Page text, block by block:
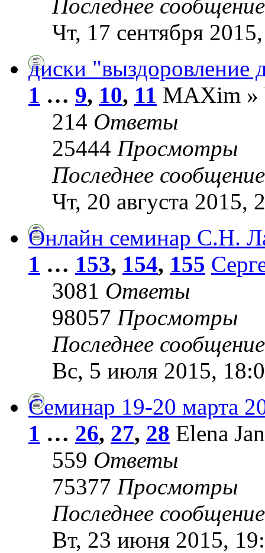
Последнее
Чт, 17 сентября
диски "выздоровление
1 … 9, 10, 11 MAXim »
214 Ответы
25444 Просмотры
Последнее
Чт, 20 августа 2015,
Онлайн семинар С.Н.
1 … 153, 154, 155
3081 Ответы
98057 Просмотры
Последнее
Вс, 5 июля 2015,
Семинар 19-20 марта
1 … 26, 27, 28 Elena
559 Ответы
75377 Просмотры
Последнее
Вт, 23 июня 2015,